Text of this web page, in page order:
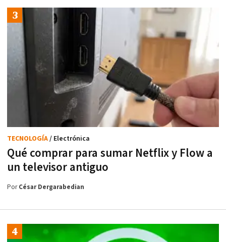
Qué comprar para sumar Netflix y Flow a
un televisor antiguo
TECNOLOGÍA/ Electrónica
PorCésar Dergarabedian